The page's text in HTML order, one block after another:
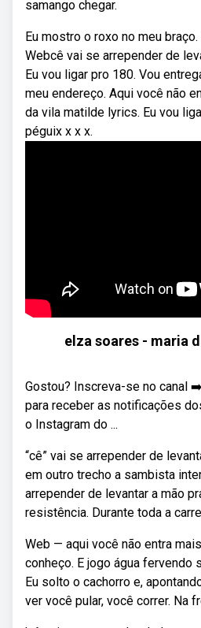
samango chegar.
Eu mostro o roxo no meu
Webcê vai se arrepender de
Eu vou ligar pro 180. Vou
meu endereço. Aqui você não
da vila matilde lyrics. Eu vou
péguix x x x.
elza soares - maria
Gostou? Inscreva-se no canal
para receber as notificações
o Instagram do ...
“cê” vai se arrepender de
em outro trecho a sambista
arrepender de levantar a mão
resistência. Durante toda a
Web — aqui você não entra
conheço. E jogo água fervendo
Eu solto o cachorro e,
ver você pular, você correr. Na